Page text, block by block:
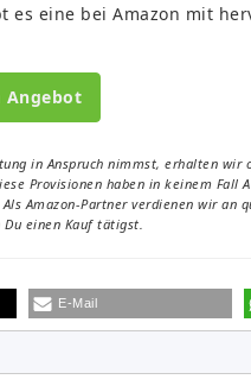
eine bei Amazon mit
Angebot
in Anspruch nimmst, erhalten
Provisionen haben in keinem Fall
Amazon-Partner verdienen wir an
einen Kauf tätigst.
E-Mail